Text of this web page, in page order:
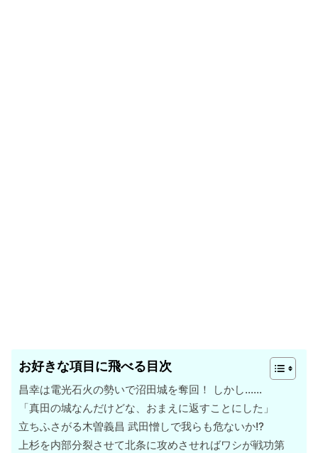
お好きな項目に飛べる目次
昌幸は電光石火の勢いで沼田城を奪回！ しかし……
「真田の城なんだけどな、おまえに返すことにした」
立ちふさがる木曽義昌 武田憎しで我らも危ないか!?
上杉を内部分裂させて北条に攻めさせればワシが戦功第